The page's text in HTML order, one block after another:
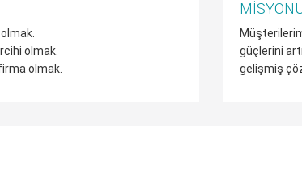
olmak.
olmak.
güçlerini
gelişmiş